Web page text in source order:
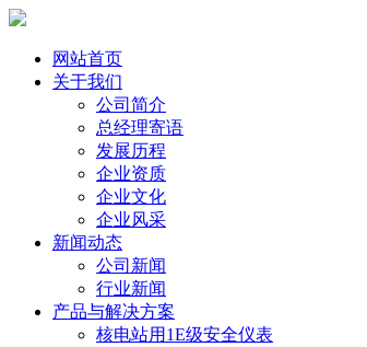
网站首页
关于我们
公司简介
总经理寄语
发展历程
企业资质
企业文化
企业风采
新闻动态
公司新闻
行业新闻
产品与解决方案
核电站用1E级安全仪表